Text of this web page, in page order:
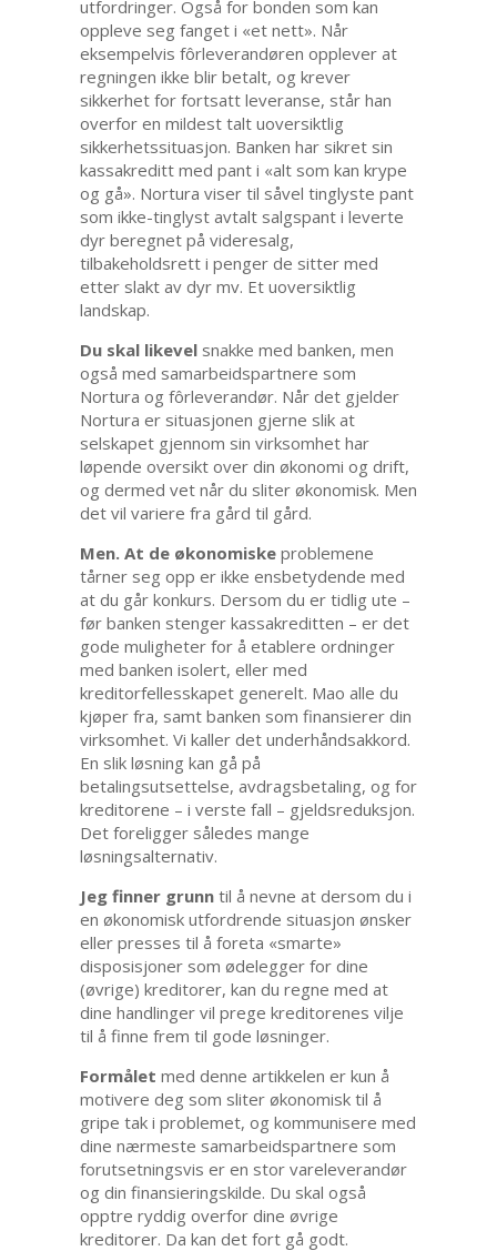
utfordringer. Også for bonden som kan
oppleve seg fanget i «et nett». Når
eksempelvis fôrleverandøren opplever at
regningen ikke blir betalt, og krever
sikkerhet for fortsatt leveranse, står han
overfor en mildest talt uoversiktlig
sikkerhetssituasjon. Banken har sikret sin
kassakreditt med pant i «alt som kan krype
og gå». Nortura viser til såvel tinglyste pant
som ikke-tinglyst avtalt salgspant i leverte
dyr beregnet på videresalg,
tilbakeholdsrett i penger de sitter med
etter slakt av dyr mv. Et uoversiktlig
landskap.
Du skal likevel snakke med banken, men
også med samarbeidspartnere som
Nortura og fôrleverandør. Når det gjelder
Nortura er situasjonen gjerne slik at
selskapet gjennom sin virksomhet har
løpende oversikt over din økonomi og drift,
og dermed vet når du sliter økonomisk. Men
det vil variere fra gård til gård.
Men. At de økonomiske problemene
tårner seg opp er ikke ensbetydende med
at du går konkurs. Dersom du er tidlig ute –
før banken stenger kassakreditten – er det
gode muligheter for å etablere ordninger
med banken isolert, eller med
kreditorfellesskapet generelt. Mao alle du
kjøper fra, samt banken som finansierer din
virksomhet. Vi kaller det underhåndsakkord.
En slik løsning kan gå på
betalingsutsettelse, avdragsbetaling, og for
kreditorene – i verste fall – gjeldsreduksjon.
Det foreligger således mange
løsningsalternativ.
Jeg finner grunn til å nevne at dersom du i
en økonomisk utfordrende situasjon ønsker
eller presses til å foreta «smarte»
disposisjoner som ødelegger for dine
(øvrige) kreditorer, kan du regne med at
dine handlinger vil prege kreditorenes vilje
til å finne frem til gode løsninger.
Formålet med denne artikkelen er kun å
motivere deg som sliter økonomisk til å
gripe tak i problemet, og kommunisere med
dine nærmeste samarbeidspartnere som
forutsetningsvis er en stor vareleverandør
og din finansieringskilde. Du skal også
opptre ryddig overfor dine øvrige
kreditorer. Da kan det fort gå godt.